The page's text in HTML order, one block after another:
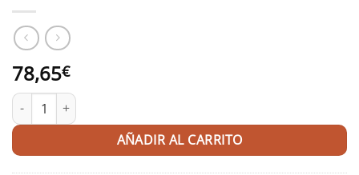
78,65€
Escultura yoga mujer "Brenda" cantidad
AÑADIR AL CARRITO